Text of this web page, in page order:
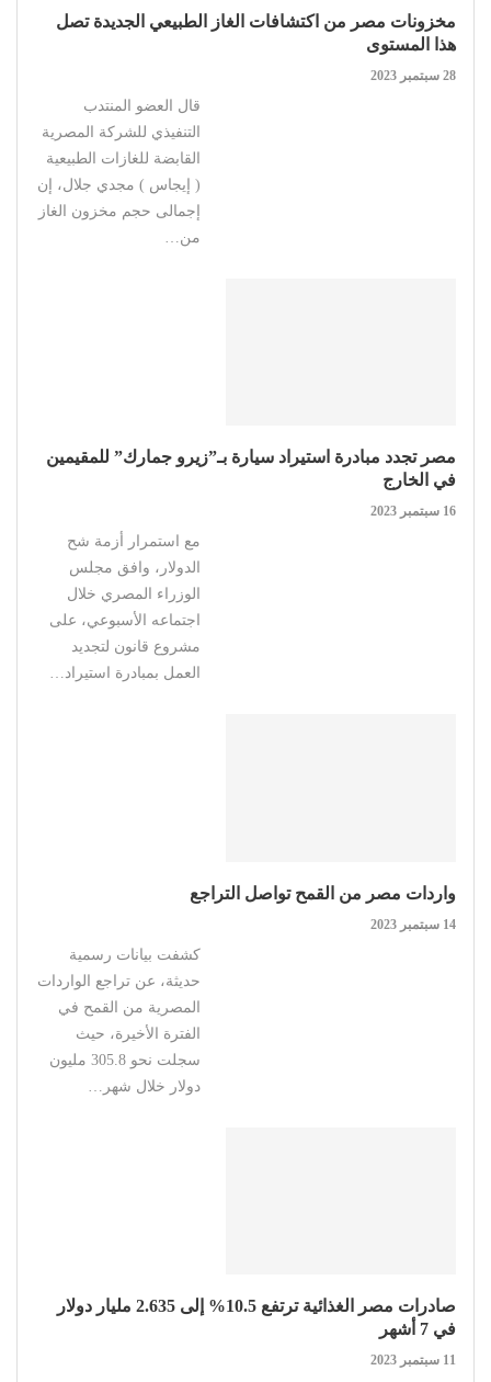
مخزونات مصر من اكتشافات الغاز الطبيعي الجديدة تصل
هذا المستوى
28 سبتمبر 2023
قال العضو المنتدب
التنفيذي للشركة المصرية
القابضة للغازات الطبيعية
( إيجاس ) مجدي جلال، إن
إجمالى حجم مخزون الغاز
من…
مصر تجدد مبادرة استيراد سيارة بـ”زيرو جمارك” للمقيمين
في الخارج
16 سبتمبر 2023
مع استمرار أزمة شح
الدولار، وافق مجلس
الوزراء المصري خلال
اجتماعه الأسبوعي، على
مشروع قانون لتجديد
العمل بمبادرة استيراد…
واردات مصر من القمح تواصل التراجع
14 سبتمبر 2023
كشفت بيانات رسمية
حديثة، عن تراجع الواردات
المصرية من القمح في
الفترة الأخيرة، حيث
سجلت نحو 305.8 مليون
دولار خلال شهر…
صادرات مصر الغذائية ترتفع 10.5% إلى 2.635 مليار دولار
في 7 أشهر
11 سبتمبر 2023